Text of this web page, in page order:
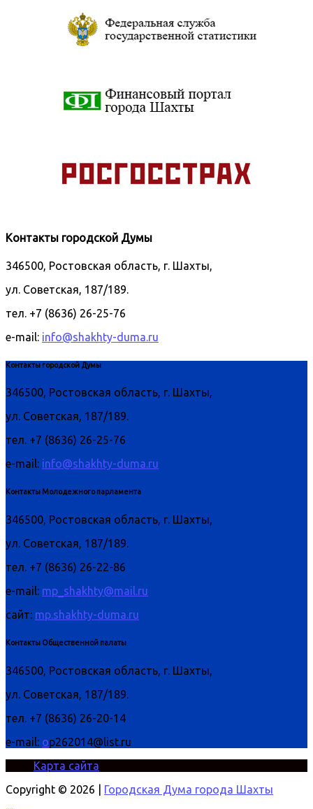
Контакты городской Думы
346500, Ростовская область, г. Шахты,
ул. Советская, 187/189.
тел. +7 (8636) 26-25-76
e-mail: info@shakhty-duma.ru
Контакты городской Думы
346500, Ростовская область, г. Шахты,
ул. Советская, 187/189.
тел. +7 (8636) 26-25-76
e-mail: info@shakhty-duma.ru
Контакты Молодежного парламента
346500, Ростовская область, г. Шахты,
ул. Советская, 187/189.
тел. +7 (8636) 26-22-86
e-mail: mp_shakhty@mail.ru
сайт: mp.shakhty-duma.ru
Контакты Общественной палаты
346500, Ростовская область, г. Шахты,
ул. Советская, 187/189.
тел. +7 (8636) 26-20-14
e-mail: op262014@list.ru
Карта сайта
Copyright © 2026 |
Городская Дума города Шахты